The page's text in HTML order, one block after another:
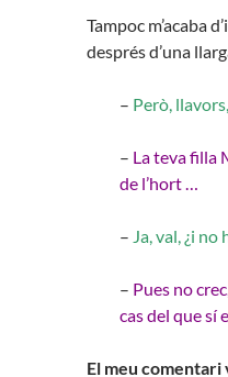
Tampoc m’acaba
després d’una
– Però,
– La teva filla
de l’hort …
– Ja, val, ¿i
– Pues no
cas del que sí
El meu